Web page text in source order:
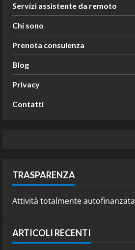
Servizi assistente da remoto
Chi sono
Prenota consulenza
Blog
Privacy
Contatti
TRASPARENZA
Attività totalmente autofinanzata
ARTICOLI RECENTI